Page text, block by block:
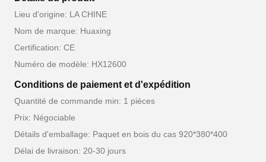
Lieu d'origine: LA CHINE
Nom de marque: Huaxing
Certification: CE
Numéro de modèle: HX12600
Conditions de paiement et d'expédition
Quantité de commande min: 1 pièces
Prix: Négociable
Détails d'emballage: Paquet en bois du cas 920*380*400
Délai de livraison: 20-30 jours